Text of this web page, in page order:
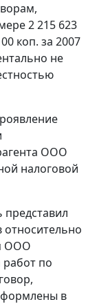
2 215 623
коп. за 2007
не
ООО
налоговой
представил
ООО
по
в